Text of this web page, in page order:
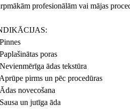
profesionālām vai mājas
poras
ādas tekstūra
pirms un pēc procedūras
novecošana
un jutīga āda